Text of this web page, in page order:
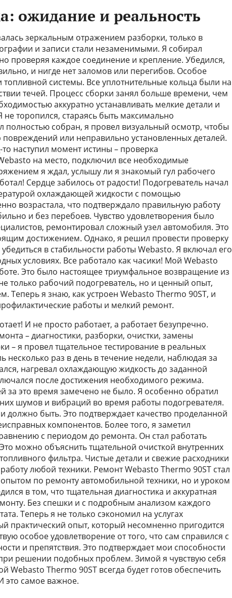
ожидание и реальность
зеркальным отражением разборки, только в
и записи стали незаменимыми. Я собирал
проверяя каждое соединение и крепление. Убедился,
и нигде нет заломов или перегибов. Особое
системы. Все уплотнительные кольца были на
течей. Процесс сборки занял больше времени, чем
аккуратно устанавливать мелкие детали и
торопился, стараясь быть максимально
собран, я провел визуальный осмотр, чтобы
повреждений или неправильно установленных деталей.
наступил момент истины – проверка
на место, подключил все необходимые
я ждал, услышу ли я знакомый гул рабочего
Сердце забилось от радости! Подогреватель начал
охлаждающей жидкости с помощью
возрастала, что подтверждало правильную работу
и без перебоев. Чувство удовлетворения было
ремонтировал сложный узел автомобиля. Это
достижением. Однако, я решил провести проверку
в стабильности работы Webasto. Я включал его
условиях. Все работало как часики! Мой Webasto
Это было настоящее триумфальное возвращение из
только рабочий подогреватель, но и ценный опыт,
Теперь я знаю, как устроен Webasto Thermo 90ST, и
работы и мелкий ремонт.
И не просто работает, а работает безупречно.
– диагностики, разборки, очистки, замены
– я провел тщательное тестирование в реальных
несколько раз в день в течение недели, наблюдая за
нагревал охлаждающую жидкость до заданной
после достижения необходимого режима.
за это время замечено не было. Я особенно обратил
шумов и вибраций во время работы подогревателя.
должно быть. Это подтверждает качество проделанной
компонентов. Более того, я заметил
с периодом до ремонта. Он стал работать
можно объяснить тщательной очисткой внутренних
фильтра. Чистые детали и свежие расходники
любой техники. Ремонт Webasto Thermo 90ST стал
по ремонту автомобильной техники, но и уроком
в том, что тщательная диагностика и аккуратная
Без спешки и с подробным анализом каждого
Теперь я не только сэкономил на услугах
практический опыт, который несомненно пригодится
особое удовлетворение от того, что сам справился с
и препятствия. Это подтверждает мои способности
решении подобных проблем. Зимой я чувствую себя
Webasto Thermo 90ST всегда будет готов обеспечить
это самое важное.